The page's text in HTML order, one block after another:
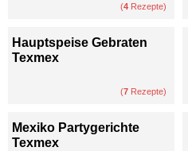
(4 Rezepte)
Hauptspeise Gebraten
Texmex
(7 Rezepte)
Mexiko Partygerichte
Texmex